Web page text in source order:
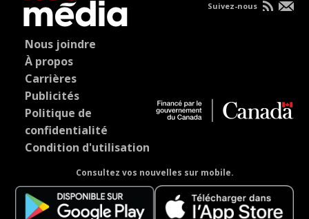
Nous joindre
À propos
Carrières
Publicités
Politique de
confidentialité
Condition d'utilisation
Consultez vos nouvelles sur mobile.
Suivez-nous